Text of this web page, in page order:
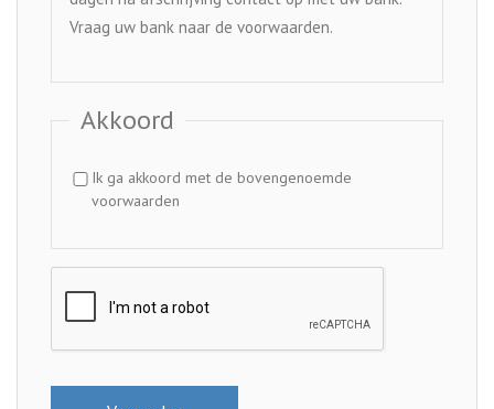
Vraag uw bank naar de voorwaarden.
Akkoord
Ik ga akkoord met de bovengenoemde
voorwaarden